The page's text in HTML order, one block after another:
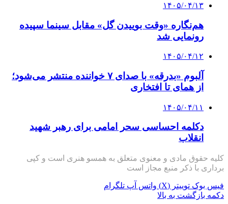
۱۴۰۵/۰۴/۱۳
هم‌نگاره «وقت بوییدن گل» مقابل سینما سپیده
رونمایی شد
۱۴۰۵/۰۴/۱۲
آلبوم «بدرقه» با صدای ۷ خواننده منتشر می‌شود؛
از همای تا افتخاری
۱۴۰۵/۰۴/۱۱
دکلمه‌ احساسی سحر امامی برای رهبر شهید
انقلاب
کلیه حقوق مادی و معنوی متعلق به همسو هنری است و کپی
برداری با ذکر منبع مجاز است
فیس بوک توییتر (X) واتس آپ تلگرام
دکمه بازگشت به بالا